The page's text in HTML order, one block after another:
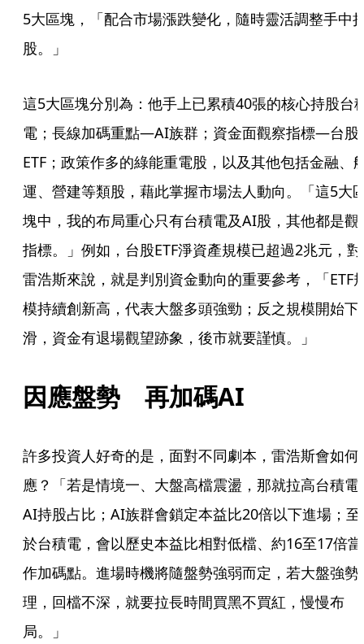
5大區塊，「配合市場漲跌變化，隨時靈活調整手中
股。」
這5大區塊分別為：他手上已累積40張的核心持股台
電；長線加碼重點—AI族群；資金面觀察指標—台股
ETF；政策作多的綠能重電股，以及其他包括金融、
運、營建等類股，藉此掌握市場法人動向。「這5大
塊中，我的布局重心只有台積電及AI股，其他都是觀
指標。」例如，台股ETF淨資產規模已超過2兆元，對
雷浩斯來說，就是判別資金動向的重要參考，「ETF
模持續創新高，代表大盤多頭強勁；反之規模開始下
滑，資金有退場觀望跡象，後市就要謹慎。」
因應盤勢　再加碼AI
許多投資人好奇的是，面對不同劇本，雷浩斯會如何
應？「若是情境一、大盤高檔震盪，那就拉高台積電
AI持股占比；AI族群會鎖定本益比20倍以下進場；至
於台積電，會以歷史本益比相對低檔、約16至17倍當
作加碼點。進場時機將隨盤勢強弱而定，若大盤強勢
理，回檔不深，就要拉長時間買黑不買紅，慢慢布
局。」